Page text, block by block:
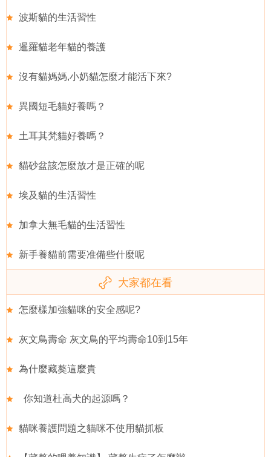
波斯貓的生活習性
暹羅貓老年貓的養護
沒有貓媽媽,小奶貓怎麼才能活下來?
異國短毛貓好養嗎？
土耳其梵貓好養嗎？
貓砂盆該怎麼放才是正確的呢
埃及貓的生活習性
加拿大無毛貓的生活習性
新手養貓前需要准備些什麼呢
大家都在看
怎麼樣加強貓咪的安全感呢?
灰文鳥壽命 灰文鳥的平均壽命10到15年
為什麼藏獒這麼貴
你知道杜高犬的起源嗎？
貓咪養護問題之貓咪不使用貓抓板